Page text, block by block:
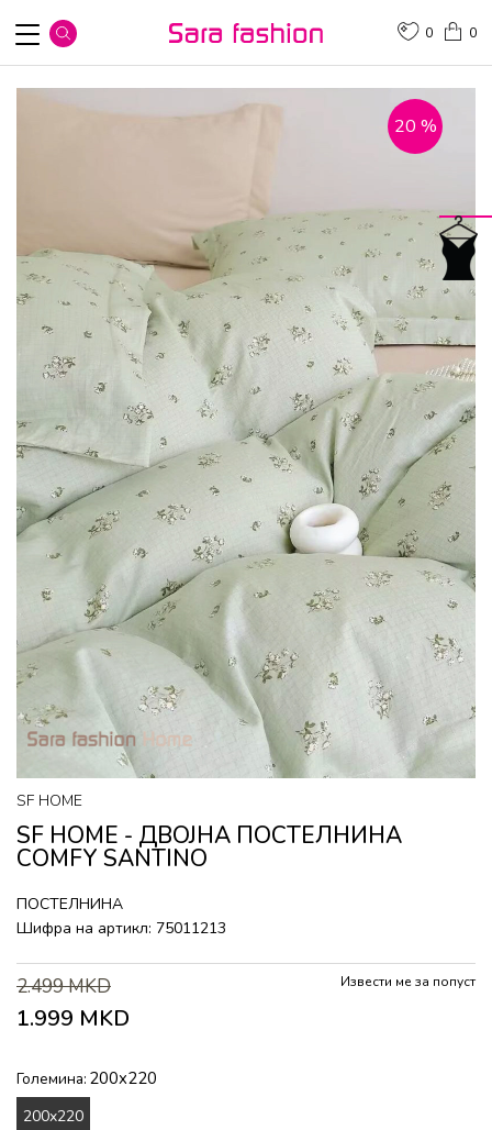
0
0
20 %
SF HOME
SF HOME - ДВОЈНА ПОСТЕЛНИНА
COMFY SANTINO
ПОСТЕЛНИНА
Шифра на артикл: 75011213
2.499MKD
1.999 MKD
Извести ме за попуст
Големина: 200x220
200x220